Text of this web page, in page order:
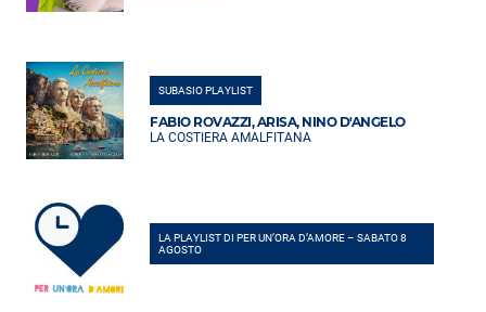
SUBASIO PLAYLIST
FABIO ROVAZZI, ARISA, NINO D'ANGELO
LA COSTIERA AMALFITANA
LA PLAYLIST DI PER UN’ORA D’AMORE – SABATO 8
AGOSTO